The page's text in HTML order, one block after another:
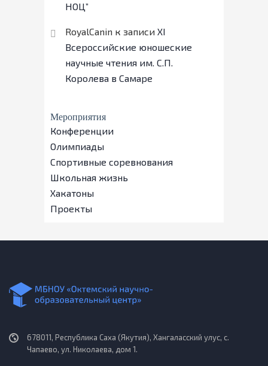
НОЦ”
RoyalCanin к записи ХI
Всероссийские юношеские
научные чтения им. С.П.
Королева в Самаре
Мероприятия
Конференции
Олимпиады
Спортивные соревнования
Школьная жизнь
Хакатоны
Проекты
678011, Республика Саха (Якутия), Хангаласский улус, с.
Чапаево, ул. Николаева, дом 1.